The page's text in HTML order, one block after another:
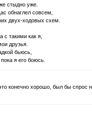
стыдно уже.
обнаглел совсем,
двух-ходовых схем.
с такими как я,
друзья.
бьюсь,
я его боюсь.
конечно хорошо, был бы спрос